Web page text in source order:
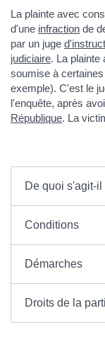
La plainte avec
d'une infraction de
par un juge
judiciaire. La plainte
soumise à
exemple). C'est le
l'enquête, après
République. La
De quoi s'agit-il
Conditions
Démarches
Droits de la